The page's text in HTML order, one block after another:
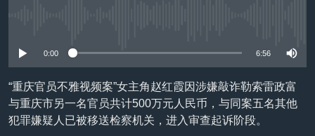
检
索
非洲
美洲
全球议题
军事
劳工
环境
国会报道
美中关系
美国建国250周年
埃博拉疫情
VOA今日焦点
中文广播
关注我们
0:00 6:56
“重庆官员不雅视频案”女主角赵红霞因涉嫌敲诈勒索雷政富
与重庆市另一名官员共计500万元人民币，与同案五名其他
犯罪嫌疑人已被移送检察机关，进入审查起诉阶段。